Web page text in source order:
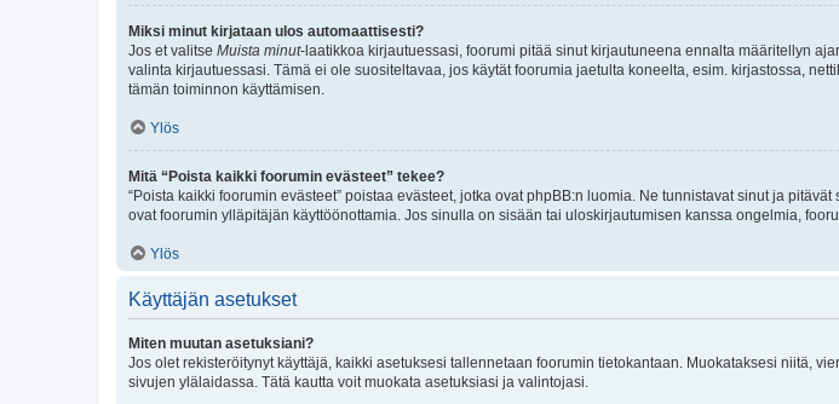
Miksi minut kirjataan ulos automaattisesti?
Jos et valitse Muista minut-laatikkoa kirjautuessasi, foorumi pitää sinut kirjautuneena ennalta määritellyn
valinta kirjautuessasi. Tämä ei ole suositeltavaa, jos käytät foorumia jaetulta koneelta, esim. kirjastossa,
tämän toiminnon käyttämisen.
Ylös
Mitä “Poista kaikki foorumin evästeet” tekee?
“Poista kaikki foorumin evästeet” poistaa evästeet, jotka ovat phpBB:n luomia. Ne tunnistavat sinut ja
ovat foorumin ylläpitäjän käyttöönottamia. Jos sinulla on sisään tai uloskirjautumisen kanssa ongelmia,
Ylös
Käyttäjän asetukset
Miten muutan asetuksiani?
Jos olet rekisteröitynyt käyttäjä, kaikki asetuksesi tallennetaan foorumin tietokantaan. Muokataksesi niitä,
sivujen ylälaidassa. Tätä kautta voit muokata asetuksiasi ja valintojasi.